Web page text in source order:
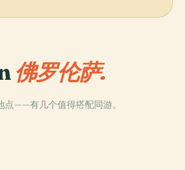
佛罗伦萨.
点——有几个值得搭配同游。
PLACE